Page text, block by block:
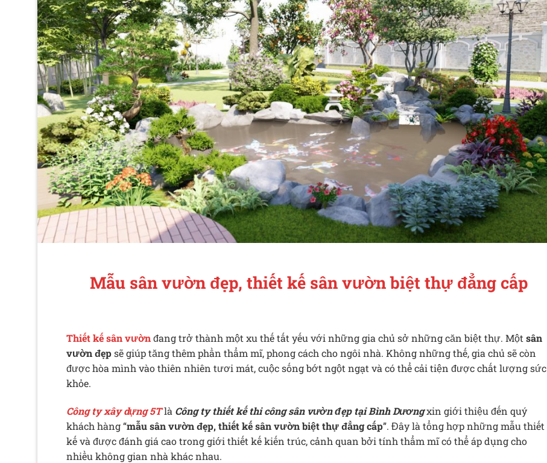
Mẫu sân vườn đẹp, thiết kế sân vườn biệt thự đẳng cấp
Thiết kế sân vườnđang trở thành một xu thế tất yếu với những gia chủ sở những căn biệt thự. Một sân
vườn đẹpsẽ giúp tăng thêm phần thẩm mĩ, phong cách cho ngôi nhà. Không những thế, gia chủ sẽ còn
được hòa mình vào thiên nhiên tươi mát, cuộc sống bớt ngột ngạt và có thể cải tiện được chất lượng sức
khỏe.
Công ty xây dựng 5Tlà Công ty thiết kế thi công sân vườn đẹp tại Bình Dươngxin giới thiệu đến quý
khách hàng “mẫu sân vườn đẹp, thiết kế sân vườn biệt thự đẳng cấp”. Đây là tổng hợp những mẫu thiết
kế và được đánh giá cao trong giới thiết kế kiến trúc, cảnh quan bởi tính thẩm mĩ có thể áp dụng cho
nhiều không gian nhà khác nhau.